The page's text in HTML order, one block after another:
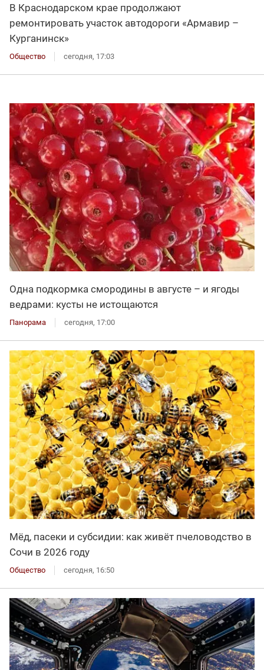
В Краснодарском крае продолжают
ремонтировать участок автодороги «Армавир –
Курганинск»
Общество сегодня, 17:03
Одна подкормка смородины в августе – и ягоды
ведрами: кусты не истощаются
Панорама сегодня, 17:00
Мёд, пасеки и субсидии: как живёт пчеловодство в
Сочи в 2026 году
Общество сегодня, 16:50